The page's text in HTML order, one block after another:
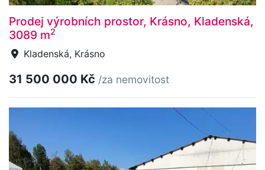
Prodej výrobních prostor, Krásno, Kladenská,
3089 m2
Kladenská, Krásno
31 500 000 Kč /za nemovitost